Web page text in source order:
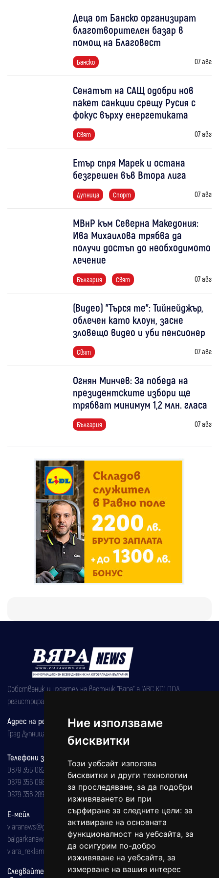
Ние използваме
бисквитки
Този уебсайт използва
бисквитки и други технологии
за проследяване, за да подобри
изживяването ви при
сърфиране за следните цели: за
активиране на основната
функционалност на уебсайта, за
да осигурим по-добро
изживяване на уебсайта, за
измерване на вашия интерес
Деца от Банско организират
благотворителен базар в
помощ на Благовест
Банско 07 авг
Сенатът на САЩ одобри нов
пакет санкции срещу Русия с
фокус върху енергетиката
Свят 07 авг
Етър спря Марек и остана
безгрешен във Втора лига
Дупница Спорт 07 авг
МВнР към Северна Македония:
Ива Михаилова трябва да
получи достъп до необходимото
лечение
България Свят 07 авг
(Видео) "Търся те": Тийнейджър,
облечен като клоун, засне
зловещо видео и уби пенсионер
Свят 07 авг
Огнян Минчев: За победа на
президентските избори ще
трябват минимум 1,2 млн. гласа
България 07 авг
Собственик и издател на вестник "Вяра" е "АВС КО" ООД,
регистрирана на 08.05.2002 година.
Адрес на редакцията
Град Дупница, ул.''Христо Ботев" 43
Телефони за реклама и абонаменти
0879 356 082
0879 356 098
0879 356 289
Е-мейл
viaranews@gmail.com
balgarkanews@gmail.com
viara_reklama@mail.bg
Следвайте ни: